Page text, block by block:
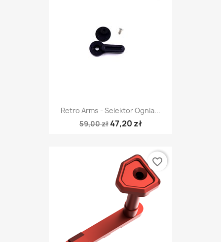
Retro Arms - Selektor Ognia...
59,00 zł47,20 zł
favorite_border